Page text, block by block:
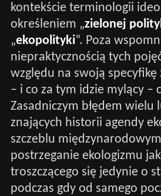
kontekście terminologii
określeniem „zielonej
„ekopolityki”. Poza
niepraktycznością tych
względu na swoją specyfikę
– i co za tym idzie mylący –
Zasadniczym błędem wielu
znających historii agendy
szczeblu
postrzeganie ekologizmu
troszczącego się jedynie o
podczas gdy od samego